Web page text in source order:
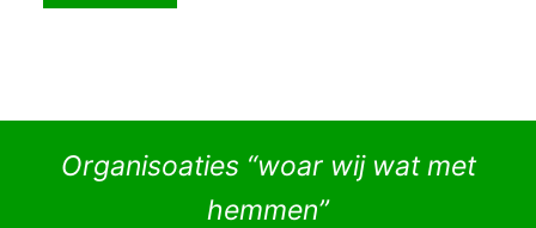
Organisoaties “woar wij wat met
hemmen”